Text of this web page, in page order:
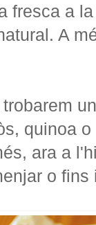
fresca a
A
quinoa
ara a
o